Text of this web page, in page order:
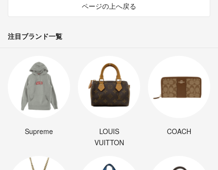
ページの上へ戻る
注目ブランド一覧
Supreme
LOUIS
VUITTON
COACH